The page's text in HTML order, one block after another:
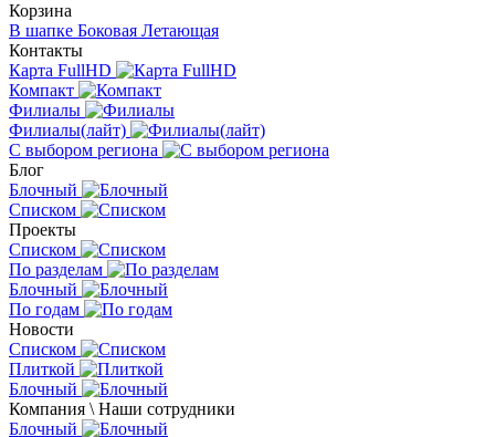
Корзина
В шапке Боковая Летающая
Контакты
Карта FullHD
Компакт
Филиалы
Филиалы(лайт)
С выбором региона
Блог
Блочный
Списком
Проекты
Списком
По разделам
Блочный
По годам
Новости
Списком
Плиткой
Блочный
Компания \ Наши сотрудники
Блочный